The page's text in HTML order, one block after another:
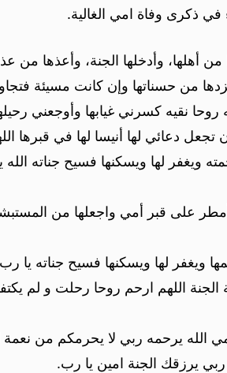
ذكرى وفاة امي الغالية.
من أهلها، وأدخلها الجنة، وأعذها
من حسناتها وإن كانت مسيئة
نقيه كسرني غيابها وأوجعني
دعائي لها أنيسا لها في قبرها
ويغفر لها ويسكنها فسيح جناته
على قبر أمي واجعلها من
ويغفر لها ويسكنها فسيح جناته يا رب
اللهم ارحم روحا رحلت و لم
الله يرحمه ربي لا يحرمكم من
يرزقك الجنة امين يا رب.